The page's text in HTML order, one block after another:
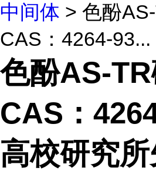
中间体 > 色酚
CAS：4264-93...
色酚AS-
CAS：
高校研究